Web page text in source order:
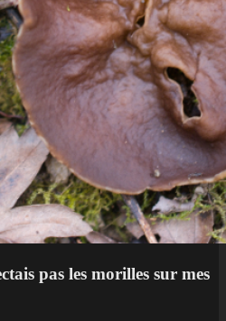
pas les morilles sur mes